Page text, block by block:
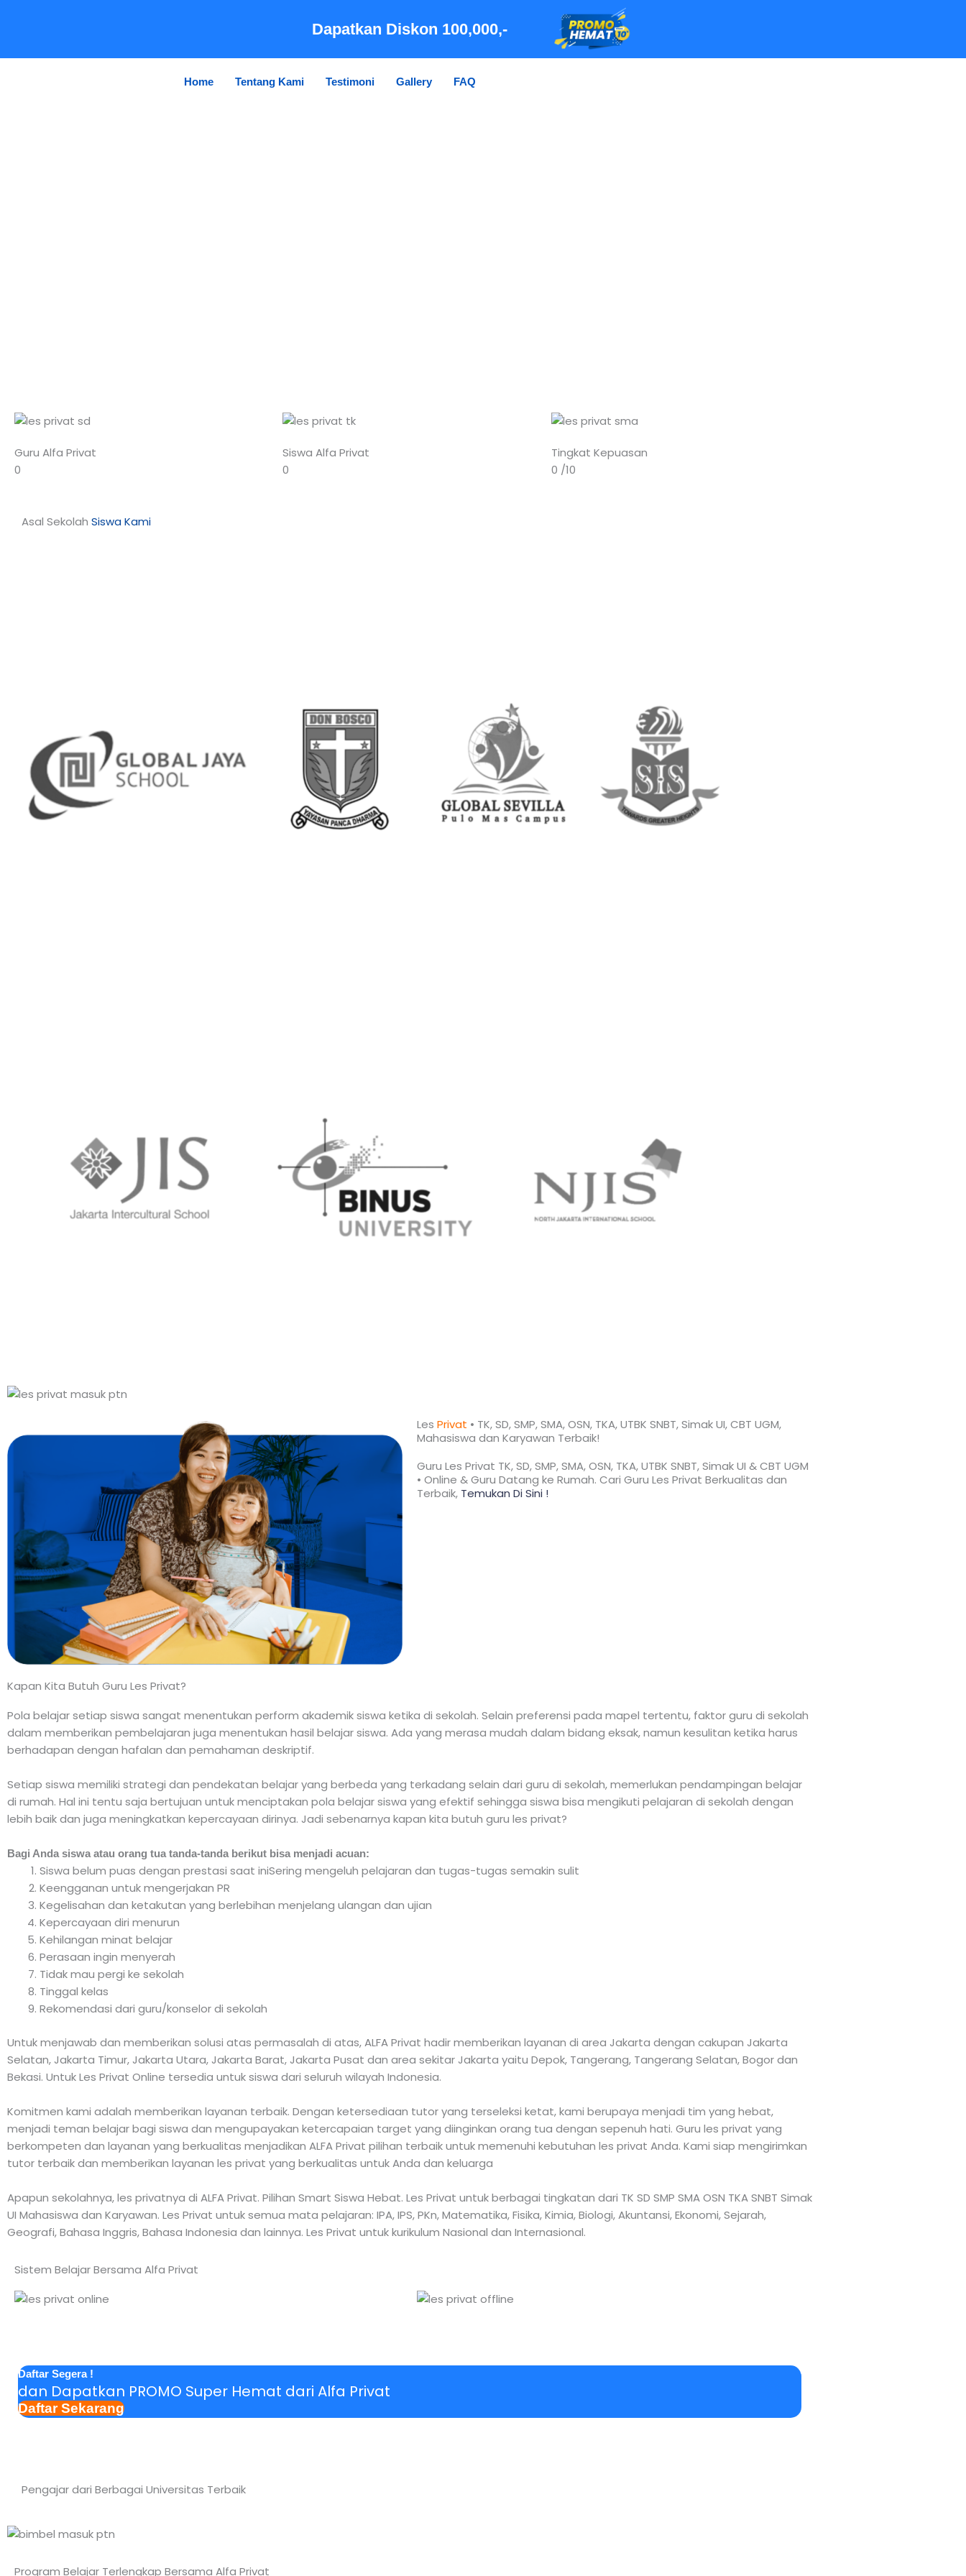
Dapatkan Diskon 100,000,-
Home Tentang Kami Testimoni Gallery FAQ
Guru Alfa Privat
0
Siswa Alfa Privat
0
Tingkat Kepuasan
0 /10
Asal Sekolah Siswa Kami
Les Privat • TK, SD, SMP, SMA, OSN, TKA, UTBK SNBT, Simak UI, CBT UGM,
Mahasiswa dan Karyawan Terbaik!​
Guru Les Privat TK, SD, SMP, SMA, OSN, TKA, UTBK SNBT, Simak UI & CBT UGM
• Online & Guru Datang ke Rumah. Cari Guru Les Privat Berkualitas dan
Terbaik, Temukan Di Sini !
Kapan Kita Butuh Guru Les Privat?
Pola belajar setiap siswa sangat menentukan perform akademik siswa ketika di sekolah. Selain preferensi pada mapel tertentu, faktor guru di sekolah
dalam memberikan pembelajaran juga menentukan hasil belajar siswa. Ada yang merasa mudah dalam bidang eksak, namun kesulitan ketika harus
berhadapan dengan hafalan dan pemahaman deskriptif.
Setiap siswa memiliki strategi dan pendekatan belajar yang berbeda yang terkadang selain dari guru di sekolah, memerlukan pendampingan belajar
di rumah. Hal ini tentu saja bertujuan untuk menciptakan pola belajar siswa yang efektif sehingga siswa bisa mengikuti pelajaran di sekolah dengan
lebih baik dan juga meningkatkan kepercayaan dirinya. Jadi sebenarnya kapan kita butuh guru les privat?
Bagi Anda siswa atau orang tua tanda-tanda berikut bisa menjadi acuan:
Siswa belum puas dengan prestasi saat iniSering mengeluh pelajaran dan tugas-tugas semakin sulit
Keengganan untuk mengerjakan PR
Kegelisahan dan ketakutan yang berlebihan menjelang ulangan dan ujian
Kepercayaan diri menurun
Kehilangan minat belajar
Perasaan ingin menyerah
Tidak mau pergi ke sekolah
Tinggal kelas
Rekomendasi dari guru/konselor di sekolah
Untuk menjawab dan memberikan solusi atas permasalah di atas, ALFA Privat hadir memberikan layanan di area Jakarta dengan cakupan Jakarta
Selatan, Jakarta Timur, Jakarta Utara, Jakarta Barat, Jakarta Pusat dan area sekitar Jakarta yaitu Depok, Tangerang, Tangerang Selatan, Bogor dan
Bekasi. Untuk Les Privat Online tersedia untuk siswa dari seluruh wilayah Indonesia.
Komitmen kami adalah memberikan layanan terbaik. Dengan ketersediaan tutor yang terseleksi ketat, kami berupaya menjadi tim yang hebat,
menjadi teman belajar bagi siswa dan mengupayakan ketercapaian target yang diinginkan orang tua dengan sepenuh hati. Guru les privat yang
berkompeten dan layanan yang berkualitas menjadikan ALFA Privat pilihan terbaik untuk memenuhi kebutuhan les privat Anda. Kami siap mengirimkan
tutor terbaik dan memberikan layanan les privat yang berkualitas untuk Anda dan keluarga
Apapun sekolahnya, les privatnya di ALFA Privat. Pilihan Smart Siswa Hebat. Les Privat untuk berbagai tingkatan dari TK SD SMP SMA OSN TKA SNBT Simak
UI Mahasiswa dan Karyawan. Les Privat untuk semua mata pelajaran: IPA, IPS, PKn, Matematika, Fisika, Kimia, Biologi, Akuntansi, Ekonomi, Sejarah,
Geografi, Bahasa Inggris, Bahasa Indonesia dan lainnya. Les Privat untuk kurikulum Nasional dan Internasional.
Sistem Belajar Bersama Alfa Privat
Daftar Segera !
dan Dapatkan PROMO Super Hemat dari Alfa Privat
Daftar Sekarang
Pengajar dari Berbagai Universitas Terbaik
Program Belajar Terlengkap Bersama Alfa Privat